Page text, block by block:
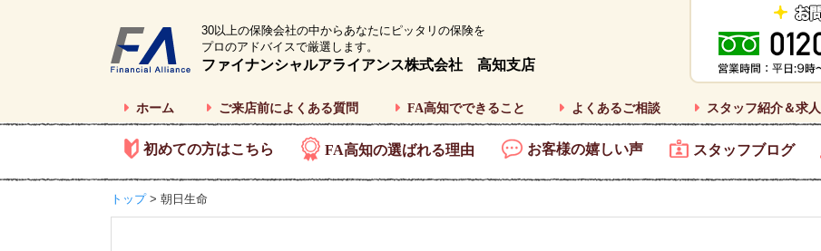
30以上の保険会社の中からあなたにピッタリの保険を
プロのアドバイスで厳選します。
ファイナンシャルアライアンス株式会社 高知支店
ホーム ご来店前によくある質問 FA高知でできること よくあるご相談 スタッフ紹介＆求人
初めての方はこちら FA高知の選ばれる理由 お客様の嬉しい声 スタッフブログ
トップ> 朝日生命